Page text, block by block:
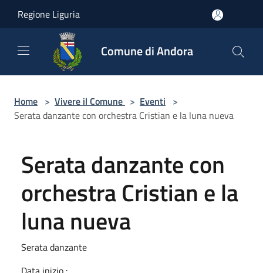
Regione Liguria
Comune di Andora
Home > Vivere il Comune > Eventi >
Serata danzante con orchestra Cristian e la luna nueva
Serata danzante con
orchestra Cristian e la
luna nueva
Serata danzante